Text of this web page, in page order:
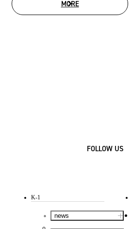
MOREMOVIE LIST
FOLLOW US
K-1
news